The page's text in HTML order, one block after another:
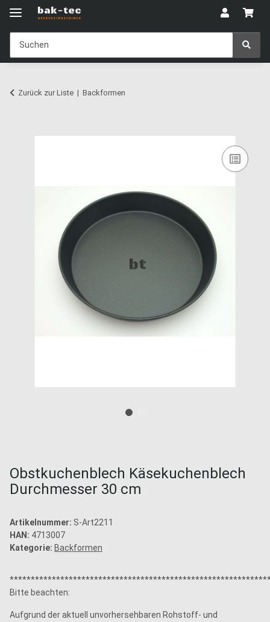
Zurück zur Liste Backformen
Obstkuchenblech Käsekuchenblech
Durchmesser 30 cm
Artikelnummer: S-Art2211
HAN: 4713007
Kategorie: Backformen
Bitte beachten:
Aufgrund der aktuell unvorhersehbaren Rohstoff- und